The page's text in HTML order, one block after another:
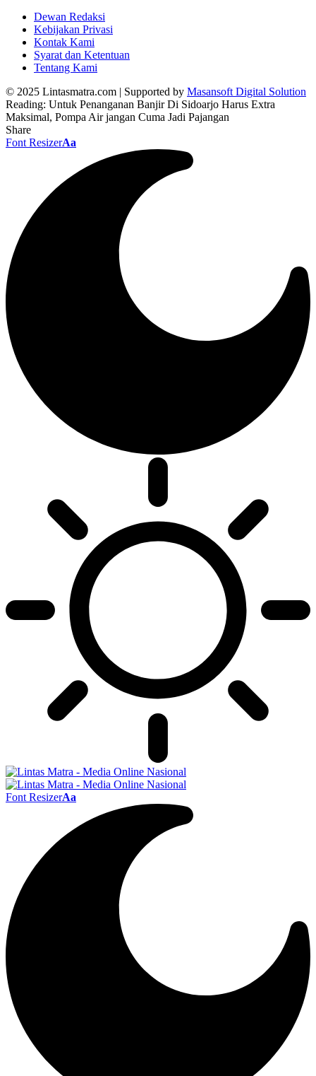
Dewan Redaksi
Kebijakan Privasi
Kontak Kami
Syarat dan Ketentuan
Tentang Kami
© 2025 Lintasmatra.com | Supported by Masansoft Digital Solution
Reading: Untuk Penanganan Banjir Di Sidoarjo Harus Extra
Maksimal, Pompa Air jangan Cuma Jadi Pajangan
Share
Font ResizerAa
Font ResizerAa